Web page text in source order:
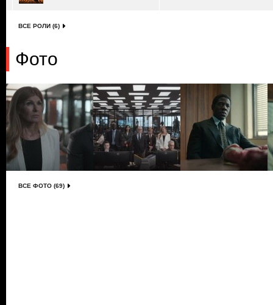
ВСЕ РОЛИ (6)
Фото
ВСЕ ФОТО (69)